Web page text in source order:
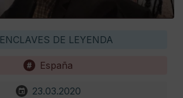
ENCLAVES DE LEYENDA
España
23.03.2020